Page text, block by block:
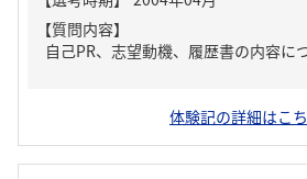
【質問内容】
自己PR、志望動機、履歴書の内容に
体験記の詳細はこ